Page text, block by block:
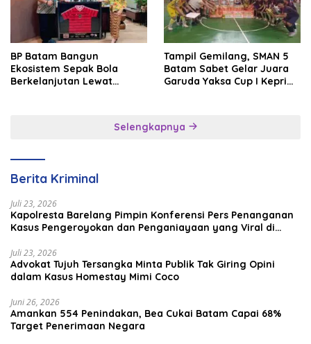
BP Batam Bangun
Ekosistem Sepak Bola
Berkelanjutan Lewat
Tampil Gemilang, SMAN 5
Batam Sabet Gelar Juara
Garuda Yaksa Cup I Kepri
Selengkapnya
Berita Kriminal
Juli 23, 2026
Kapolresta Barelang Pimpin Konferensi Pers Penanganan
Kasus Pengeroyokan dan Penganiayaan yang Viral di
Juli 23, 2026
Advokat Tujuh Tersangka Minta Publik Tak Giring Opini
dalam Kasus Homestay Mimi Coco
Juni 26, 2026
Amankan 554 Penindakan, Bea Cukai Batam Capai 68%
Target Penerimaan Negara